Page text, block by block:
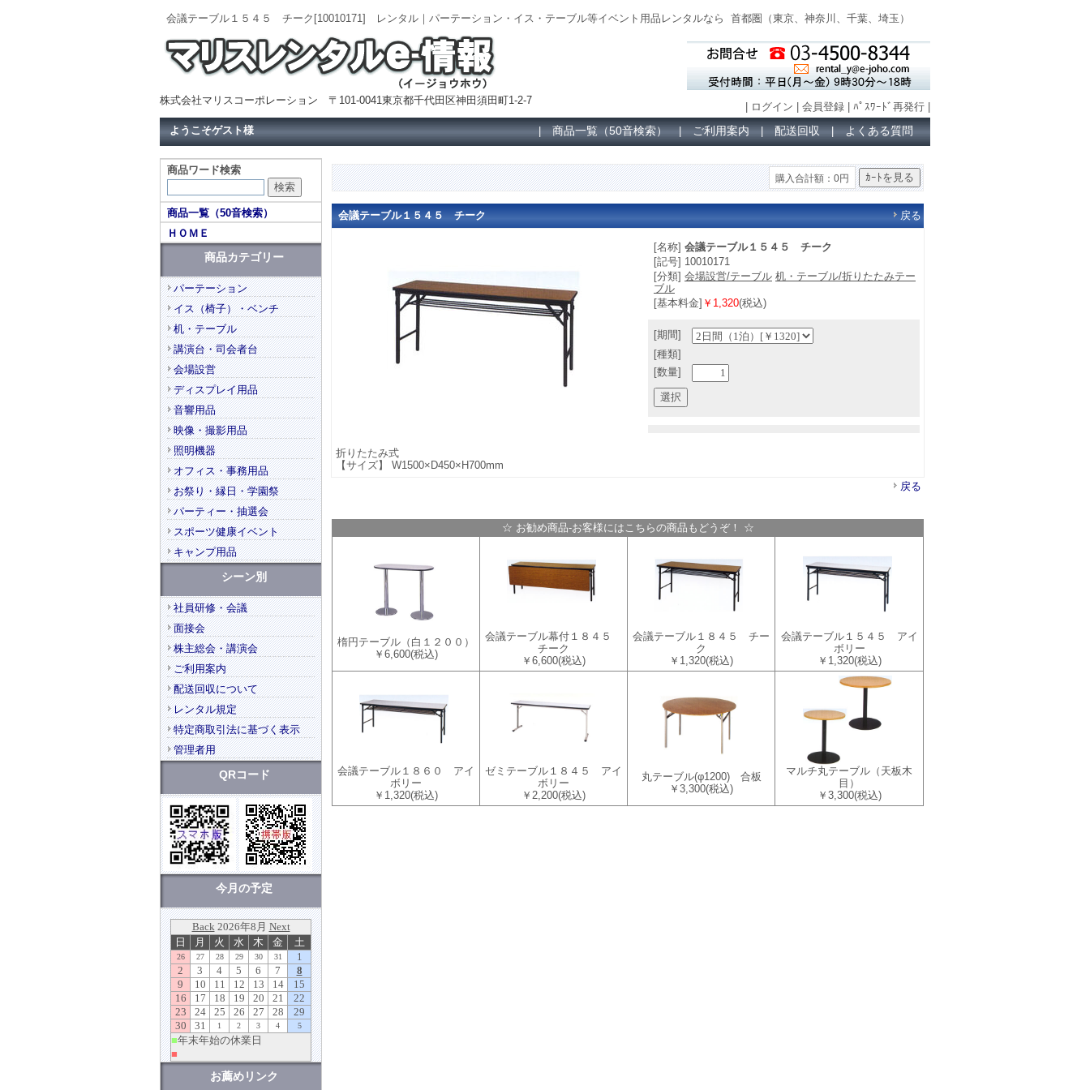
会議テーブル１５４５ チーク[10010171] レンタル｜パーテーション・イス・テーブル等イベント用品レンタルなら 首都圏（東京、神奈川、千葉、埼玉 ）
ログイン 会員登録 ﾊﾟｽﾜｰﾄﾞ再発行
株式会社マリスコーポレーション 〒101-0041東京都千代田区神田須田町1-2-7
ようこそゲスト様 商品一覧（50音検索） ご利用案内 配送回収 よくある質問
購入合計額：0円
会議テーブル１５４５ チーク 戻る
[名称] 会議テーブル１５４５ チーク
[記号] 10010171
[分類] 会場設営/テーブル 机・テーブル/折りたたみテー
ブル
[基本料金] ￥1,320(税込)
[期間]
[種類]
[数量]
折りたたみ式
【サイズ】 W1500×D450×H700mm
戻る
☆ お勧め商品-お客様にはこちらの商品もどうぞ！ ☆
楕円テーブル（白１２００）
￥6,600(税込)
会議テーブル幕付１８４５
チーク
￥6,600(税込)
会議テーブル１８４５ チー
ク
￥1,320(税込)
会議テーブル１５４５ アイ
ボリー
￥1,320(税込)
会議テーブル１８６０ アイ
ボリー
￥1,320(税込)
ゼミテーブル１８４５ アイ
ボリー
￥2,200(税込)
丸テーブル(φ1200) 合板
￥3,300(税込)
マルチ丸テーブル（天板木
目）
￥3,300(税込)
商品ワード検索
商品一覧（50音検索）
ＨＯＭＥ
商品カテゴリー
パーテーション
イス（椅子）・ベンチ
机・テーブル
講演台・司会者台
会場設営
ディスプレイ用品
音響用品
映像・撮影用品
照明機器
オフィス・事務用品
お祭り・縁日・学園祭
パーティー・抽選会
スポーツ健康イベント
キャンプ用品
シーン別
社員研修・会議
面接会
株主総会・講演会
ご利用案内
配送回収について
レンタル規定
特定商取引法に基づく表示
管理者用
QRコード
今月の予定
お薦めリンク